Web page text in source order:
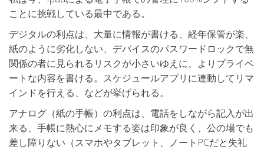
ことに挑戦している最中である。
デジタルの利点は、大量に情報が書ける、経年保管が楽、
紙のように劣化しない、デバイスのパスワードロックで無
関係の者に見られるリスクが小さいゆえに、よりプライベ
ートな内容を書ける。スケジュールアプリに連動してリマ
インドを行える、などが挙げられる。
アナログ（紙の手帳）の利点は、電話をしながら記入が出
来る、手帳に熱心にメモする姿は印象が良く、公の場でも
差し障りない（スマホやタブレット、ノートPCだと失礼